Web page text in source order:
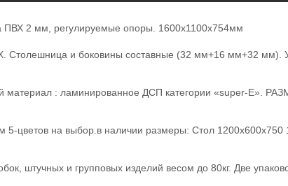
2 мм, регулируемые опоры. 1600х1100х754мм
и боковины составные (32 мм+16 мм+32 мм).
: ламинированное ДСП категории «super-E».
5-цветов на выбор.в наличии размеры: Стол
штучных и групповых изделий весом до 80кг. Две